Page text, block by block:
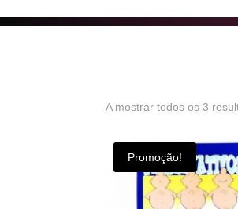
A mostrar todos os 3
Promoção!